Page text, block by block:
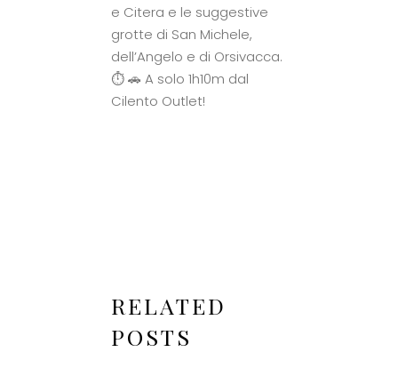
e Citera e le suggestive
grotte di San Michele,
dell’Angelo e di Orsivacca.
⏱ 🚗 A solo 1h10m dal
Cilento Outlet!
RELATED
POSTS